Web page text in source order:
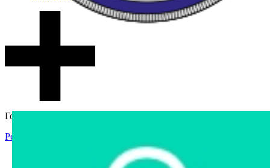
Гостевой доступ
Регистрация